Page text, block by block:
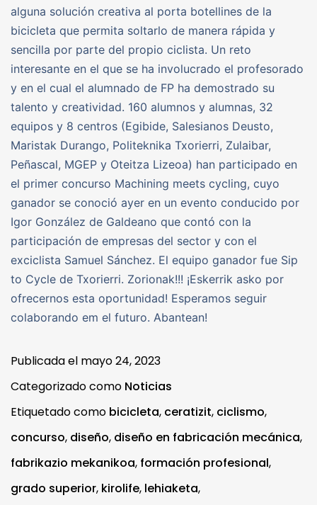
alguna solución creativa al porta botellines de la
bicicleta que permita soltarlo de manera rápida y
sencilla por parte del propio ciclista. Un reto
interesante en el que se ha involucrado el profesorado
y en el cual el alumnado de FP ha demostrado su
talento y creatividad. 160 alumnos y alumnas, 32
equipos y 8 centros (Egibide, Salesianos Deusto,
Maristak Durango, Politeknika Txorierri, Zulaibar,
Peñascal, MGEP y Oteitza Lizeoa) han participado en
el primer concurso Machining meets cycling, cuyo
ganador se conoció ayer en un evento conducido por
Igor González de Galdeano que contó con la
participación de empresas del sector y con el
exciclista Samuel Sánchez. El equipo ganador fue Sip
to Cycle de Txorierri. Zorionak!!! ¡Eskerrik asko por
ofrecernos esta oportunidad! Esperamos seguir
colaborando em el futuro. Abantean!
Publicada el mayo 24, 2023
Categorizado como Noticias
Etiquetado como bicicleta, ceratizit, ciclismo,
concurso, diseño, diseño en fabricación mecánica,
fabrikazio mekanikoa, formación profesional,
grado superior, kirolife, lehiaketa,